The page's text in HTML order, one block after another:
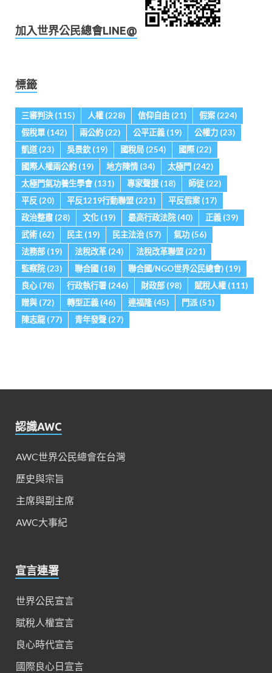
加入世界公民總會LINE@
標籤
三審判決(115) 人權(228) 信仰自由 (21) 假案(224)
假稅單 (142) 兩公約 (22) 公平正義 (19) 公權力 (23)
凱道(23) 吳景欽 (19) 國稅局 (254) 國際(22)
國際人權兩公約 (19) 地方陳情(34) 太極門 (242)
太極門氣功養生學會(131) 專家聲援(18) 師徒(22)
平反 (20) 平反1219行動聯盟 (221) 平反假案(17)
政治整肅 (28) 文化 (19) 最高行政法院(40) 正義 (39)
武術(62) 民主 (19) 民主法治 (57) 氣功 (56)
法務部 (19) 法稅改革 (24) 法稅改革聯盟 (221)
監察院(23) 聯合國 (18) 聯合國/NGO世界公民總會) (19)
良心(78) 行政執行署 (246) 財政部 (98) 賦稅人權(111)
贈與(72) 轉型正義 (46) 連福隆(45) 門派(51)
陳志龍(77) 青年發聲 (27)
認識AWC
AWC世界公民總會在台灣
歷史與宗旨
主席與副主席
AWC大事紀
宣言連署
世界公民宣言
賦稅人權宣言
良心時代宣言
國際良心日宣言